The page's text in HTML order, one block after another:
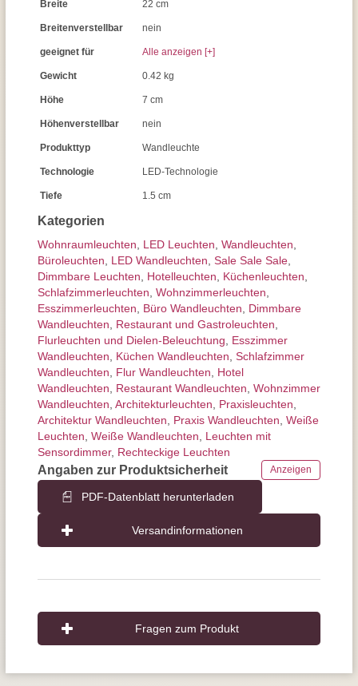
Kategorien
Wohnraum­leuchten LED Leuchten Wand­leuchten
Büroleuchten
LED Wandleuchten Sale Sale Sale
Dimmbare Leuchten
Hotelleuchten Küchenleuchten
Schlafzimmer­leuchten Wohnzimmer­leuchten
Esszimmer­­leuchten
Büro Wandleuchten
Dimmbare
Wandleuchten
Restaurant und Gastroleuchten
Flurleuchten und Dielen-Beleuchtung
Esszimmer
Wandleuchten
Küchen Wandleuchten Schlafzimmer
Wandleuchten
Flur Wandleuchten
Hotel
Wandleuchten
Restaurant Wandleuchten Wohnzimmer
Wandleuchten Architektur­leuchten Praxisleuchten
Architektur Wandleuchten
Praxis Wandleuchten Weiße
Leuchten Weiße Wandleuchten
Leuchten mit
Sensordimmer, Rechteckige Leuchten
Angaben zur Produktsicherheit Anzeigen
PDF-Datenblatt herunterladen
Versandinformationen
Breite 22 cm
Breitenverstellbar nein
geeignet für Alle anzeigen [+]
Gewicht 0.42 kg
Höhe 7 cm
Höhenverstellbar nein
Produkttyp Wandleuchte
Technologie LED-Technologie
Tiefe 1.5 cm
Fragen zum Produkt